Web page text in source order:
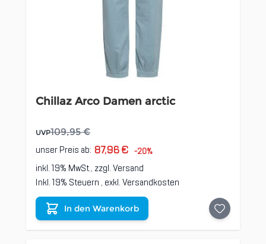
Chillaz Arco Damen arctic
UVP109,95 €
unser Preis ab: 87,96 € -20%
inkl. 19% MwSt., zzgl.Versand
Inkl. 19% Steuern , exkl.Versandkosten
In den Warenkorb